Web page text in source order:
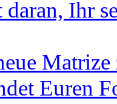
daran, Ihr
Matrize
Euren